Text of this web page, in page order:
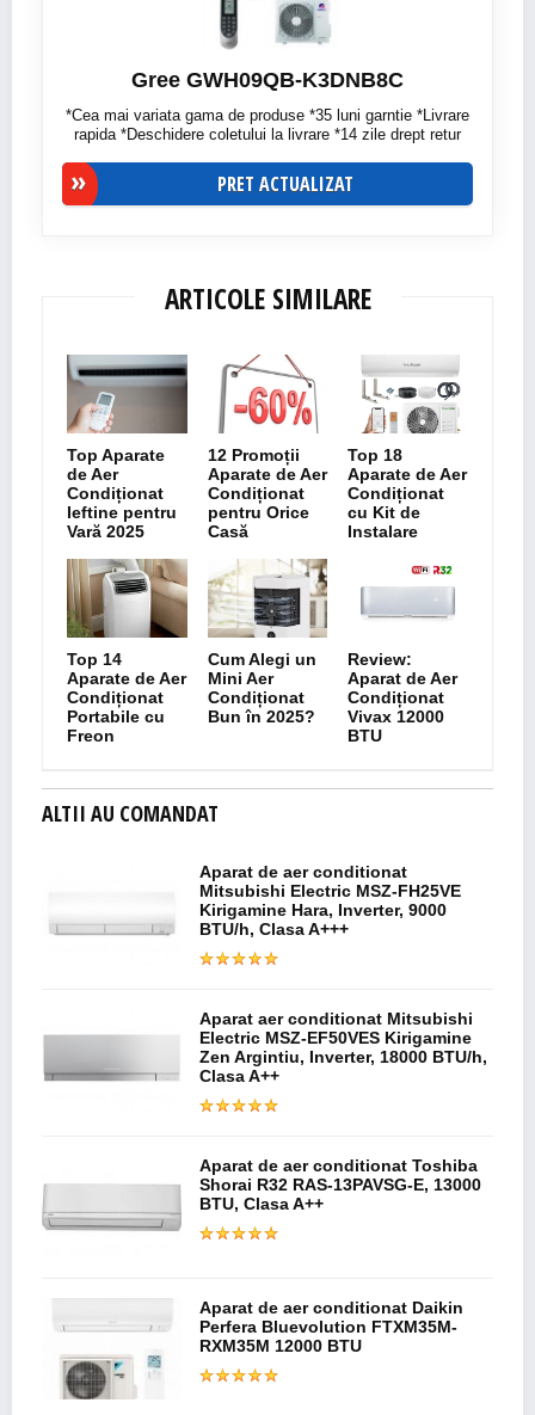
Gree GWH09QB-K3DNB8C
*Cea mai variata gama de produse *35 luni garntie *Livrare
rapida *Deschidere coletului la livrare *14 zile drept retur
PRET ACTUALIZAT
ARTICOLE SIMILARE
Top Aparate
de Aer
Condiționat
Ieftine pentru
Vară 2025
12 Promoții
Aparate de Aer
Condiționat
pentru Orice
Casă
Top 18
Aparate de Aer
Condiționat
cu Kit de
Instalare
Top 14
Aparate de Aer
Condiționat
Portabile cu
Freon
Cum Alegi un
Mini Aer
Condiționat
Bun în 2025?
Review:
Aparat de Aer
Condiționat
Vivax 12000
BTU
ALTII AU COMANDAT
Aparat de aer conditionat
Mitsubishi Electric MSZ-FH25VE
Kirigamine Hara, Inverter, 9000
BTU/h, Clasa A+++
Aparat aer conditionat Mitsubishi
Electric MSZ-EF50VES Kirigamine
Zen Argintiu, Inverter, 18000 BTU/h,
Clasa A++
Aparat de aer conditionat Toshiba
Shorai R32 RAS-13PAVSG-E, 13000
BTU, Clasa A++
Aparat de aer conditionat Daikin
Perfera Bluevolution FTXM35M-
RXM35M 12000 BTU